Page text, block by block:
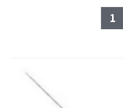
1